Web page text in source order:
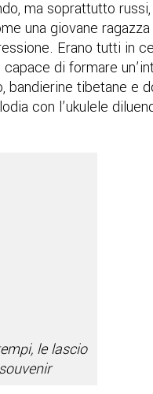
ma soprattutto
una giovane
Erano tutti in
capace di formare
bandierine tibetane e
con l’ukulele
le lascio